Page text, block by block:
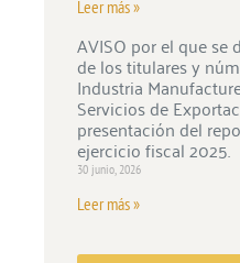
Leer más »
AVISO por el que se
de los titulares y
Industria
Servicios de
presentación del
ejercicio fiscal 2025.
30 junio, 2026
Leer más »